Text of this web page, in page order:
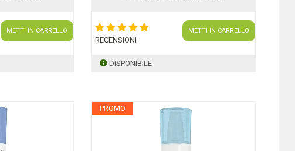
METTI IN CARRELLO
RECENSIONI
METTI IN CARRELLO
DISPONIBILE
PROMO